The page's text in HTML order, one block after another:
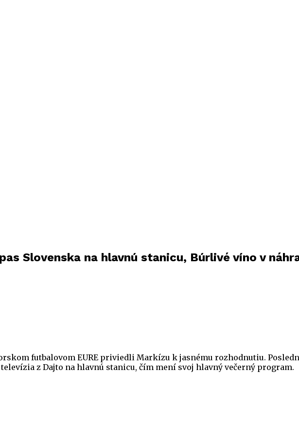
Slovenska na hlavnú stanicu, Búrlivé víno v
futbalovom EURE priviedli Markízu k jasnému rozhodnutiu.
televízia z Dajto na hlavnú stanicu, čím mení svoj hlavný večerný program.